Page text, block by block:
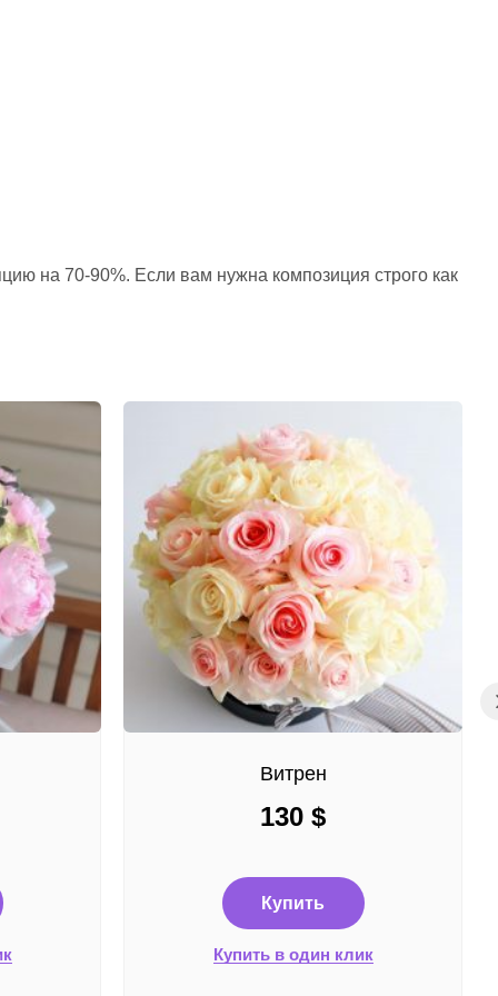
на 70-90%. Если вам нужна композиция строго как
Витрен
130 $
Купить
Купить в один клик